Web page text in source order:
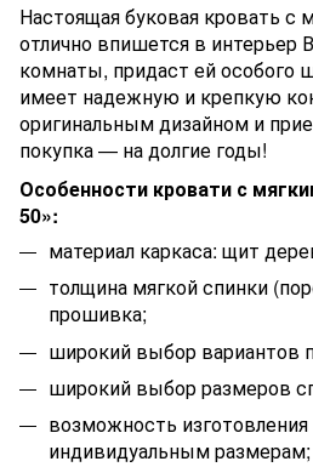
Настоящая буковая кровать с
отлично впишется в интерьер
комнаты, придаст ей особого
имеет надежную и крепкую
оригинальным дизайном и
покупка — на долгие годы!
Особенности кровати с
50»:
материал каркаса: щит
толщина мягкой спинки
прошивка;
широкий выбор вариантов
широкий выбор размеров
возможность
индивидуальным размерам;